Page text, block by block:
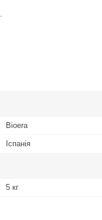
Bioera
Іспанія
5 кг